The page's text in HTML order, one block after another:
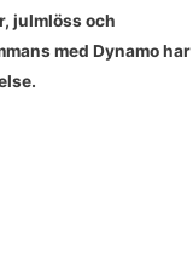
julmlöss och
med Dynamo har